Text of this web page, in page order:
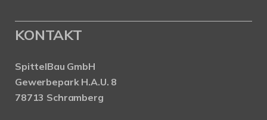
KONTAKT
SpittelBau GmbH
Gewerbepark H.A.U. 8
78713 Schramberg